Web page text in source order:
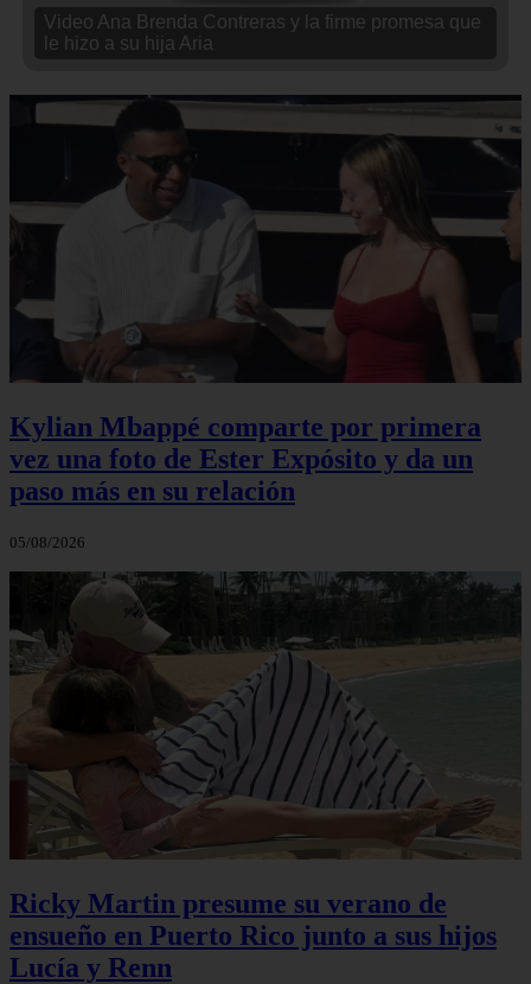
Video Ana Brenda Contreras y la firme promesa que
le hizo a su hija Aria
Kylian Mbappé comparte por primera
vez una foto de Ester Expósito y da un
paso más en su relación
05/08/2026
Ricky Martin presume su verano de
ensueño en Puerto Rico junto a sus hijos
Lucía y Renn